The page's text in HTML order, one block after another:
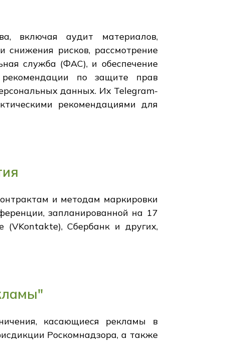
включая аудит материалов,
рисков, рассмотрение
служба (ФАС), и обеспечение
по защите прав
данных. Их Telegram-
рекомендациями для
и методам маркировки
запланированной на 17
(VKontakte), Сбербанк и других,
касающиеся рекламы в
Роскомнадзора, а также